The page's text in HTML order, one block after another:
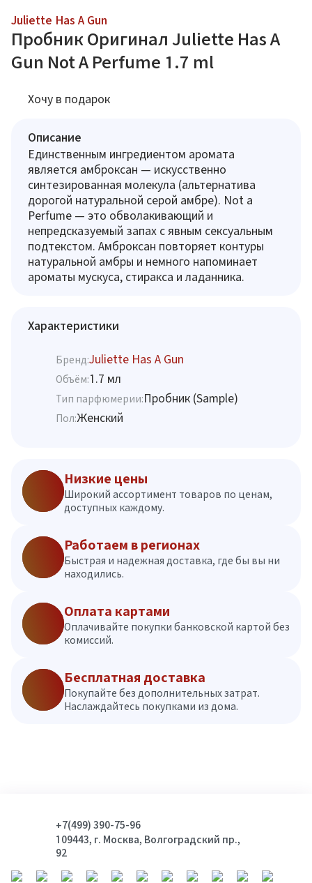
Juliette Has A Gun
Пробник Оригинал Juliette Has A
Gun Not A Perfume 1.7 ml
Хочу в подарок
Описание
Единственным ингредиентом аромата
является амброксан — искусственно
синтезированная молекула (альтернатива
дорогой натуральной серой амбре). Not a
Perfume — это обволакивающий и
непредсказуемый запах с явным сексуальным
подтекстом. Амброксан повторяет контуры
натуральной амбры и немного напоминает
ароматы мускуса, стиракса и ладанника.
Характеристики
Бренд:Juliette Has A Gun
Объём:1.7 мл
Тип парфюмерии:Пробник (Sample)
Пол:Женский
Низкие цены
Широкий ассортимент товаров по ценам,
доступных каждому.
Работаем в регионах
Быстрая и надежная доставка, где бы вы ни
находились.
Оплата картами
Оплачивайте покупки банковской картой без
комиссий.
Бесплатная доставка
Покупайте без дополнительных затрат.
Наслаждайтесь покупками из дома.
+7(499) 390-75-96
109443, г. Москва, Волгоградский пр.,
92